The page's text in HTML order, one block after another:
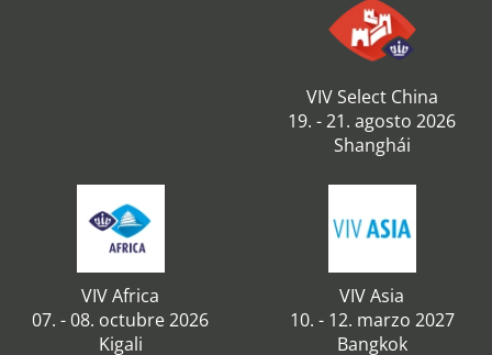
VIV Select China
19. - 21. agosto 2026
Shanghái
VIV Africa
07. - 08. octubre 2026
Kigali
VIV Asia
10. - 12. marzo 2027
Bangkok